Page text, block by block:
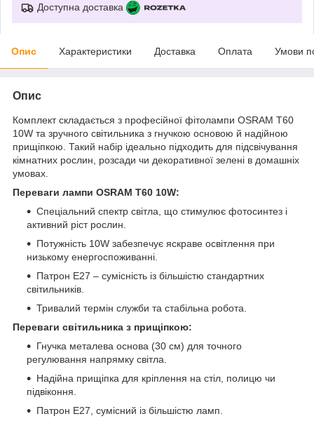
Доступна доставка
Опис Характеристики Доставка Оплата Умови
Опис
Комплект складається з професійної фітолампи OSRAM T60
10W та зручного світильника з гнучкою основою й надійною
прищіпкою. Такий набір ідеально підходить для підсвічування
кімнатних рослин, розсади чи декоративної зелені в домашніх
умовах.
Переваги лампи OSRAM T60 10W:
Спеціальний спектр світла, що стимулює фотосинтез і
активний ріст рослин.
Потужність 10W забезпечує яскраве освітлення при
низькому енергоспоживанні.
Патрон E27 – сумісність із більшістю стандартних
світильників.
Тривалий термін служби та стабільна робота.
Переваги світильника з прищіпкою:
Гнучка металева основа (30 см) для точного
регулювання напрямку світла.
Надійна прищіпка для кріплення на стіл, полицю чи
підвіконня.
Патрон E27, сумісний із більшістю ламп.